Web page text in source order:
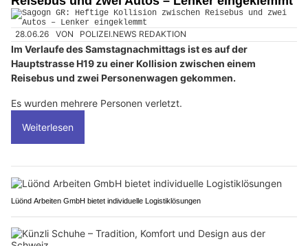
28.06.26 VON POLIZEI.NEWS REDAKTION
Im Verlaufe des Samstagnachmittags ist es auf der
Hauptstrasse H19 zu einer Kollision zwischen einem
Reisebus und zwei Personenwagen gekommen.
Es wurden mehrere Personen verletzt.
Weiterlesen
Lüönd Arbeiten GmbH bietet individuelle Logistiklösungen